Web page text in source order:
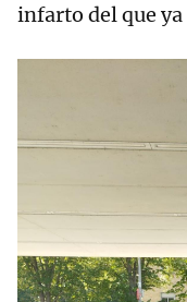
infarto del que ya